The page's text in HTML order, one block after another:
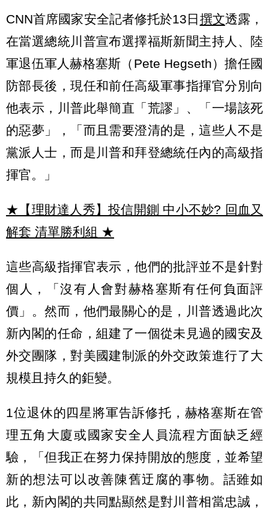
CNN首席國家安全記者修托於13日 撰文透露，
在當選總統川普宣布選擇福斯新聞主持人、陸
軍退伍軍人赫格塞斯（Pete Hegseth）擔任國
防部長後，現任和前任高級軍事指揮官分別向
他表示，川普此舉簡直「荒謬」、「一場該死
的惡夢」，「而且需要澄清的是，這些人不是
黨派人士，而是川普和拜登總統任內的高級指
揮官。」
★【理財達人秀】投信開鍘 中小不妙? 回血又
解套 清單勝利組 ★
這些高級指揮官表示，他們的批評並不是針對
個人，「沒有人會對赫格塞斯有任何負面評
價」。然而，他們最關心的是，川普透過此次
新內閣的任命，組建了一個從未見過的國安及
外交團隊，對美國建制派的外交政策進行了大
規模且持久的鉅變。
1位退休的四星將軍告訴修托，赫格塞斯在管
理五角大廈或國家安全人員流程方面缺乏經
驗，「但我正在努力保持開放的態度，並希望
新的想法可以改善陳舊迂腐的事物。話雖如
此，新內閣的共同點顯然是對川普相當忠誠，